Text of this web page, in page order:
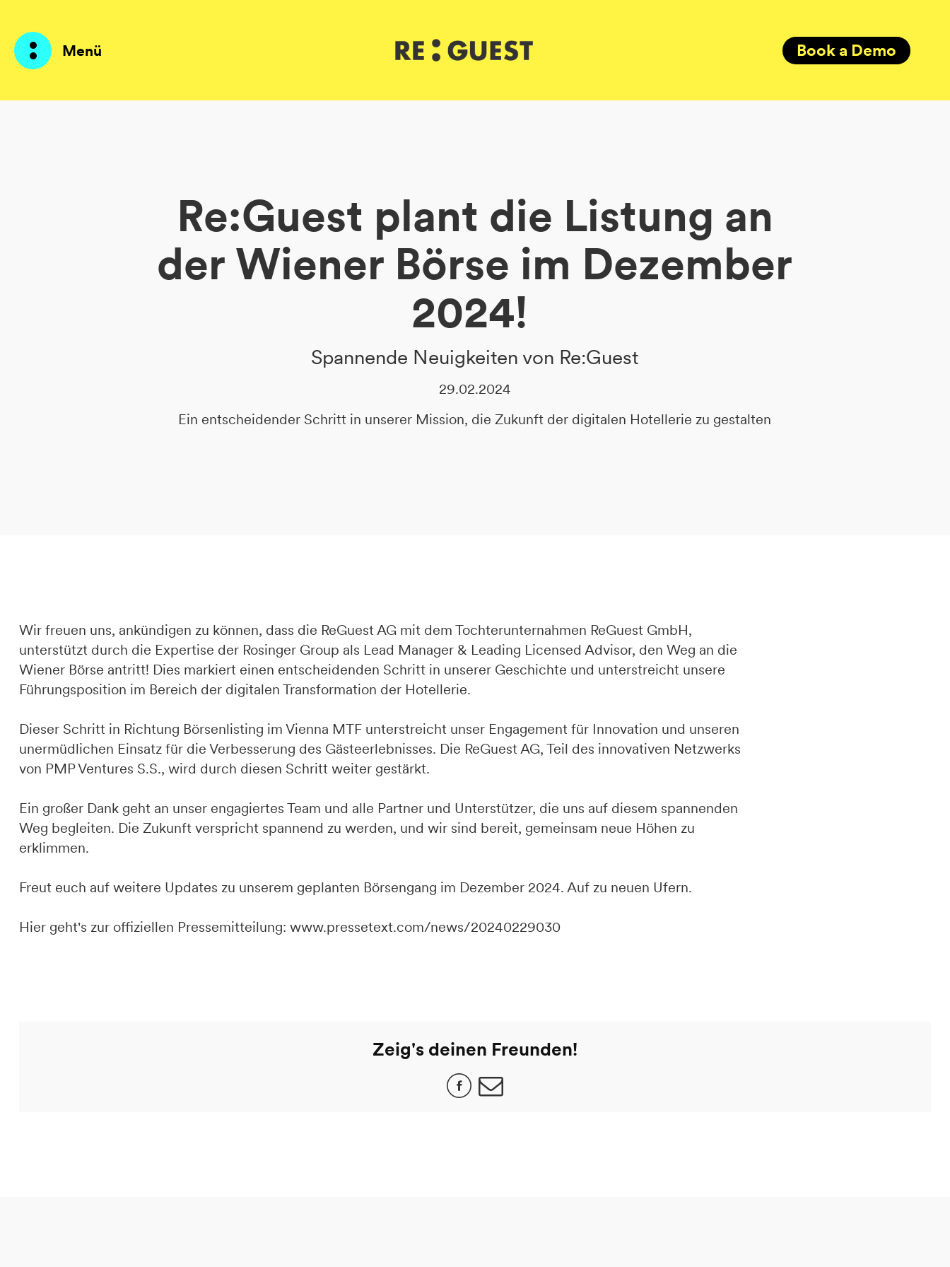
Menü Book a Demo
Re:Guest plant die Listung an
der Wiener Börse im Dezember
2024!
Spannende Neuigkeiten von Re:Guest
29.02.2024
Ein entscheidender Schritt in unserer Mission, die Zukunft der digitalen Hotellerie zu gestalten
Wir freuen uns, ankündigen zu können, dass die ReGuest AG mit dem Tochterunternahmen ReGuest GmbH,
unterstützt durch die Expertise der Rosinger Group als Lead Manager & Leading Licensed Advisor, den Weg an die
Wiener Börse antritt! Dies markiert einen entscheidenden Schritt in unserer Geschichte und unterstreicht unsere
Führungsposition im Bereich der digitalen Transformation der Hotellerie.
Dieser Schritt in Richtung Börsenlisting im Vienna MTF unterstreicht unser Engagement für Innovation und unseren
unermüdlichen Einsatz für die Verbesserung des Gästeerlebnisses. Die ReGuest AG, Teil des innovativen Netzwerks
von PMP Ventures S.S., wird durch diesen Schritt weiter gestärkt.
Ein großer Dank geht an unser engagiertes Team und alle Partner und Unterstützer, die uns auf diesem spannenden
Weg begleiten. Die Zukunft verspricht spannend zu werden, und wir sind bereit, gemeinsam neue Höhen zu
erklimmen.
Freut euch auf weitere Updates zu unserem geplanten Börsengang im Dezember 2024. Auf zu neuen Ufern.
Hier geht's zur offiziellen Pressemitteilung: www.pressetext.com/news/20240229030
Zeig's deinen Freunden!